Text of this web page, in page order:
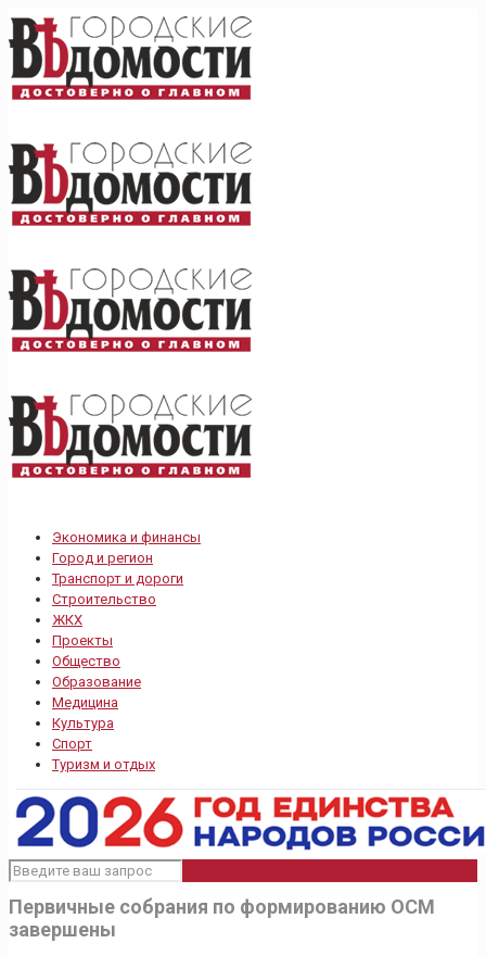
Экономика и финансы
Город и регион
Транспорт и дороги
Строительство
ЖКХ
Проекты
Общество
Образование
Медицина
Культура
Спорт
Туризм и отдых
Первичные собрания по формированию ОСМ
завершены